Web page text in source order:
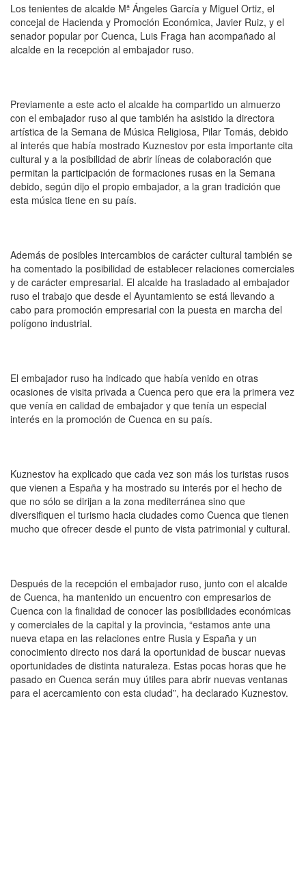
Los tenientes de alcalde Mª Ángeles García y Miguel Ortiz, el
concejal de Hacienda y Promoción Económica, Javier Ruiz, y el
senador popular por Cuenca, Luis Fraga han acompañado al
alcalde en la recepción al embajador ruso.
Previamente a este acto el alcalde ha compartido un almuerzo
con el embajador ruso al que también ha asistido la directora
artística de la Semana de Música Religiosa, Pilar Tomás, debido
al interés que había mostrado Kuznestov por esta importante cita
cultural y a la posibilidad de abrir líneas de colaboración que
permitan la participación de formaciones rusas en la Semana
debido, según dijo el propio embajador, a la gran tradición que
esta música tiene en su país.
Además de posibles intercambios de carácter cultural también se
ha comentado la posibilidad de establecer relaciones comerciales
y de carácter empresarial. El alcalde ha trasladado al embajador
ruso el trabajo que desde el Ayuntamiento se está llevando a
cabo para promoción empresarial con la puesta en marcha del
polígono industrial.
El embajador ruso ha indicado que había venido en otras
ocasiones de visita privada a Cuenca pero que era la primera vez
que venía en calidad de embajador y que tenía un especial
interés en la promoción de Cuenca en su país.
Kuznestov ha explicado que cada vez son más los turistas rusos
que vienen a España y ha mostrado su interés por el hecho de
que no sólo se dirijan a la zona mediterránea sino que
diversifiquen el turismo hacia ciudades como Cuenca que tienen
mucho que ofrecer desde el punto de vista patrimonial y cultural.
Después de la recepción el embajador ruso, junto con el alcalde
de Cuenca, ha mantenido un encuentro con empresarios de
Cuenca con la finalidad de conocer las posibilidades económicas
y comerciales de la capital y la provincia, “estamos ante una
nueva etapa en las relaciones entre Rusia y España y un
conocimiento directo nos dará la oportunidad de buscar nuevas
oportunidades de distinta naturaleza. Estas pocas horas que he
pasado en Cuenca serán muy útiles para abrir nuevas ventanas
para el acercamiento con esta ciudad”, ha declarado Kuznestov.